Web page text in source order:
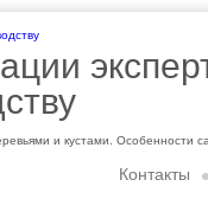
и кустами. Особенности
Контакты